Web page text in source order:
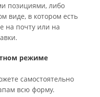
позициями, либо
виде, в котором есть
на почту или на
режиме
самостоятельно
всю форму.